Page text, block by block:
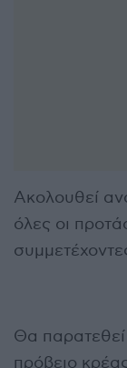
Ακολουθεί
όλες οι
Θα
πρόβειο